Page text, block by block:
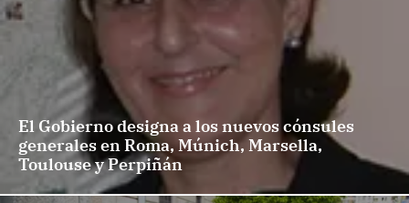
El Gobierno designa a los nuevos cónsules
generales en Roma, Múnich, Marsella,
Toulouse y Perpiñán